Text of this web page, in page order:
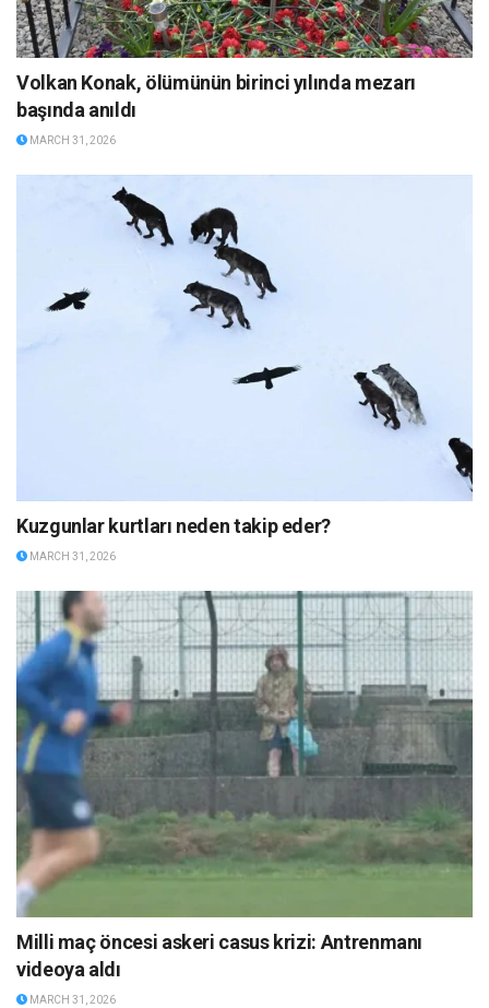
Volkan Konak, ölümünün birinci yılında mezarı
başında anıldı
MARCH 31, 2026
Kuzgunlar kurtları neden takip eder?
MARCH 31, 2026
Milli maç öncesi askeri casus krizi: Antrenmanı
videoya aldı
MARCH 31, 2026